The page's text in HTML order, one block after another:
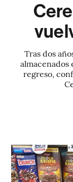
Tras dos
almacenados
regreso,